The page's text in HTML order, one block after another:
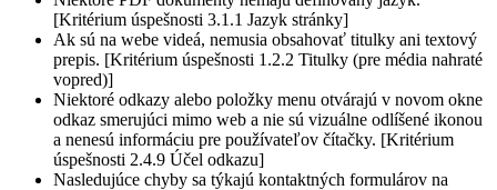
[Kritérium úspešnosti 3.1.1 Jazyk stránky]
Ak sú na webe videá, nemusia obsahovať titulky ani textový
prepis. [Kritérium úspešnosti 1.2.2 Titulky (pre média nahraté
vopred)]
Niektoré odkazy alebo položky menu otvárajú v novom okne
odkaz smerujúci mimo web a nie sú vizuálne odlíšené ikonou
a nenesú informáciu pre používateľov čítačky. [Kritérium
úspešnosti 2.4.9 Účel odkazu]
Nasledujúce chyby sa týkajú kontaktných formulárov na